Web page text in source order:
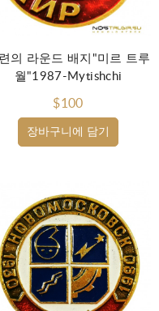
장바구니에 담기
의 라운드 배지"미르 트루
월"1987-Mytishchi
$100